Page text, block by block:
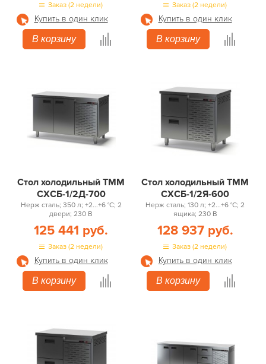
Заказ (2 недели)
Купить в один клик
В корзину
Заказ (2 недели)
Купить в один клик
В корзину
Стол холодильный ТММ
СХСБ-1/2Д-700
Нерж сталь; 350 л; +2...+6 °С; 2
двери; 230 В
125 441 руб.
Заказ (2 недели)
Купить в один клик
В корзину
Стол холодильный ТММ
СХСБ-1/2Я-600
Нерж сталь; 130 л; +2...+6 °С; 2
ящика; 230 В
128 937 руб.
Заказ (2 недели)
Купить в один клик
В корзину